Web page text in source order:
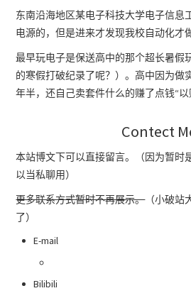
东南沿海地区某电子科技大学电子信息
电源的，但是进来才发现我校自动化才
最早玩电子是保送高中的那个超长暑假
的寒假打破纪录了呢？）。高中因为做
年半，还自己卖套件什么的赚了点钱“
Contect
本站博文下可以直接留言。（因为暂时
以当私聊用）
更多联系方式暂时不再展示。（小破站
了）
E-mail
Bilibili